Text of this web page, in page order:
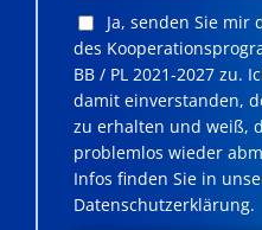
Ja, senden Sie mir
des
BB / PL 2021-2027 zu.
damit einverstanden,
zu erhalten und weiß,
problemlos wieder
Infos finden Sie in
Datenschutzerklärung.